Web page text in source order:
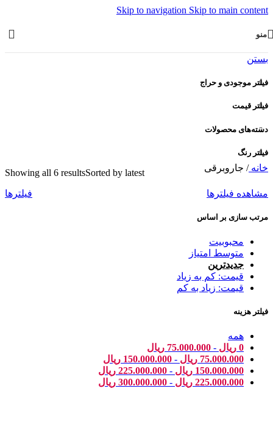
Skip to navigation Skip to main content
منو
بستن
فیلتر موجودی و حراج
فیلتر قیمت
دسته‌های محصولات
فیلتر رنگ
خانه/ جاروبرقی Showing all 6 resultsSorted by latest
مشاهده فیلترها
فیلترها
مرتب سازی بر اساس
محبوبیت
متوسط امتیاز
جدیدترین
قیمت: کم به زیاد
قیمت: زیاد به کم
فیلتر هزینه
همه
0 ریال -
75.000.000 ریال
75.000.000 ریال -
150.000.000 ریال
150.000.000 ریال -
225.000.000 ریال
225.000.000 ریال -
300.000.000 ریال